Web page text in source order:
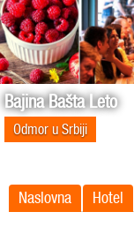
Bajina Bašta Leto
Odmor u Srbiji
Naslovna Hotel